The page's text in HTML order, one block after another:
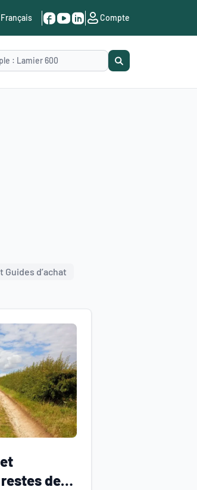
Français Compte
Guides d’achat
de